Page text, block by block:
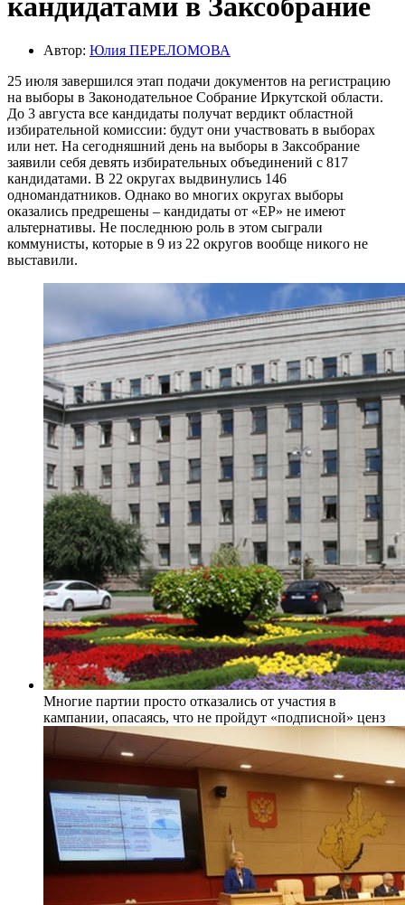
Автор: Юлия ПЕРЕЛОМОВА
25 июля завершился этап подачи документов на регистрацию
на выборы в Законодательное Собрание Иркутской области.
До 3 августа все кандидаты получат вердикт областной
избирательной комиссии: будут они участвовать в выборах
или нет. На сегодняшний день на выборы в Заксобрание
заявили себя девять избирательных объединений с 817
кандидатами. В 22 округах выдвинулись 146
одномандатников. Однако во многих округах выборы
оказались предрешены – кандидаты от «ЕР» не имеют
альтернативы. Не последнюю роль в этом сыграли
коммунисты, которые в 9 из 22 округов вообще никого не
выставили.
Многие партии просто отказались от участия в
кампании, опасаясь, что не пройдут «подписной» ценз